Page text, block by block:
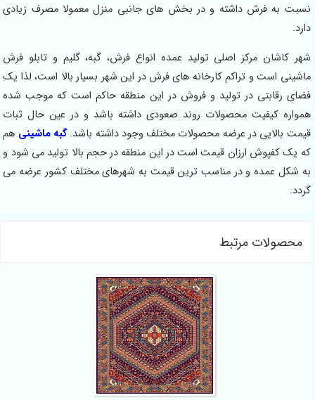
نسبت به فرش داشته و در بخش های جانبی منزل معمولا مصرف زیادی
دارد.
شهر کاشان مرکز اصلی تولید عمده انواع فرش، گبه، گلیم و تابلو فرش
ماشینی است و تراکم کارخانه های فرش در این شهر بسیار بالا است، لذا یک
فضای رقابتی در تولید و فروش در این منطقه حاکم است که موجب شده
همواره کیفیت محصولات روند صعودی داشته باشد و در عین حال ثبات
قیمت بالایی در عرضه محصولات مختلف وجود داشته باشد.گبه ماشینی هم
که یک کفپوش ارزان قیمت است در این منطقه در حجم بالا تولید می شود و
به شکل عمده و در مناسب ترین قیمت به شهرهای مختلف کشور عرضه می
گردد.
محصولات مرتبط